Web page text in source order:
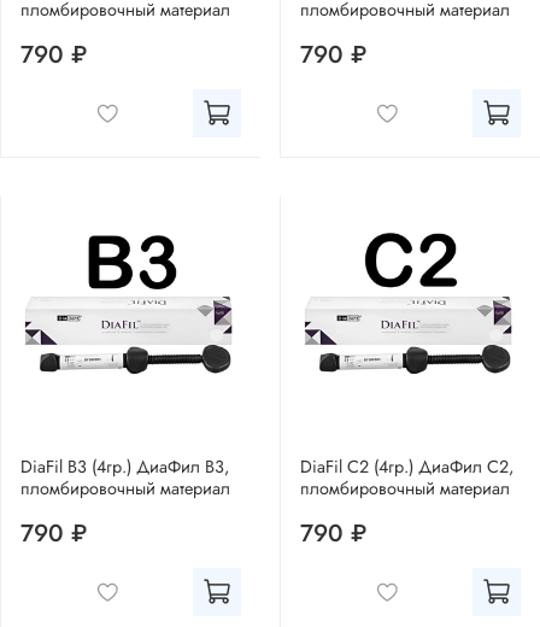
пломбировочный материал
790 ₽
пломбировочный материал
790 ₽
DiaFil B3 (4гр.) ДиаФил В3,
пломбировочный материал
790 ₽
DiaFil C2 (4гр.) ДиаФил С2,
пломбировочный материал
790 ₽